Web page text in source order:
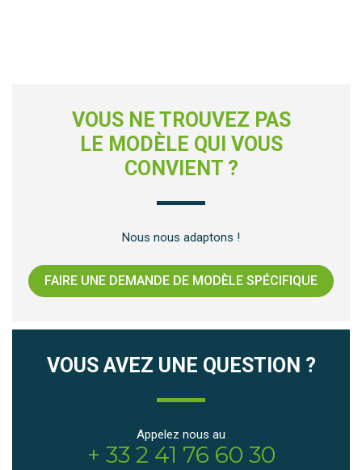
VOUS NE TROUVEZ PAS
LE MODÈLE QUI VOUS
CONVIENT ?
Nous nous adaptons !
FAIRE UNE DEMANDE DE MODÈLE SPÉCIFIQUE
VOUS AVEZ UNE QUESTION ?
Appelez nous au
+ 33 2 41 76 60 30